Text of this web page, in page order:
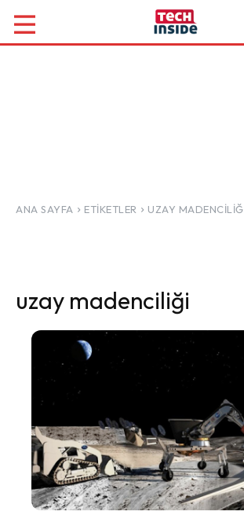
ANA SAYFA ETIKETLER UZAY
uzay madenciliği